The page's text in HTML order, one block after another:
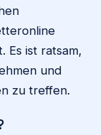
Es ist ratsam,
und
zu treffen.